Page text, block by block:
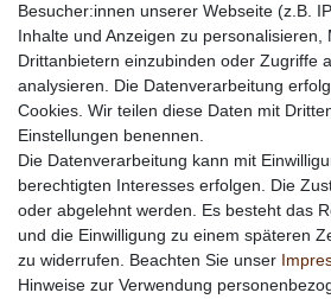
Informationen
Werbung
Links
Vertrag widerrufen
*außer Sonderartikel + Porto;
anderen Rabattaktionen
Besucher:innen unserer Webseite (z.B.
Inhalte und Anzeigen zu personalisieren,
Drittanbietern einzubinden oder Zugriffe
analysieren. Die Datenverarbeitung
Cookies. Wir teilen diese Daten mit
Einstellungen benennen.
Die Datenverarbeitung kann mit
berechtigten Interesses erfolgen. Die
oder abgelehnt werden. Es besteht das
und die Einwilligung zu einem späteren
zu widerrufen. Beachten Sie unser
Hinweise zur Verwendung